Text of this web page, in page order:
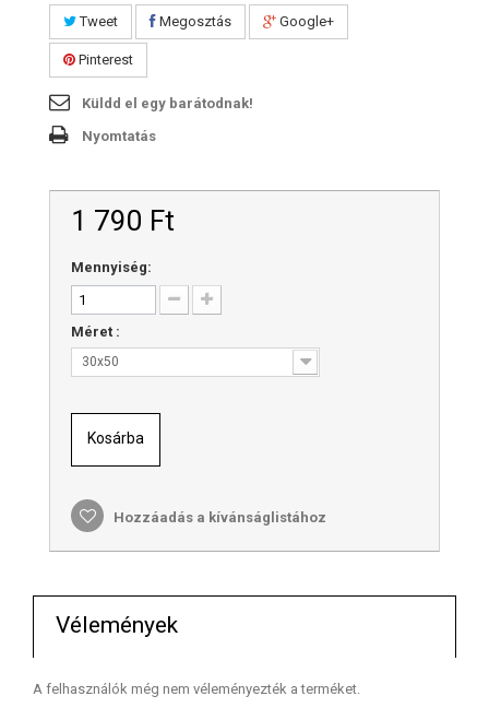
Tweet Megosztás Google+
Pinterest
Küldd el egy barátodnak!
Nyomtatás
1 790 Ft‎
Mennyiség:
Méret :
30x50
Kosárba
Hozzáadás a kívánságlistához
Vélemények
A felhasználók még nem véleményezték a terméket.